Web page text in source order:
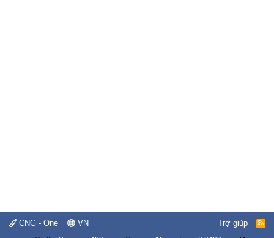
CNG - One VN Trợ giúp
R